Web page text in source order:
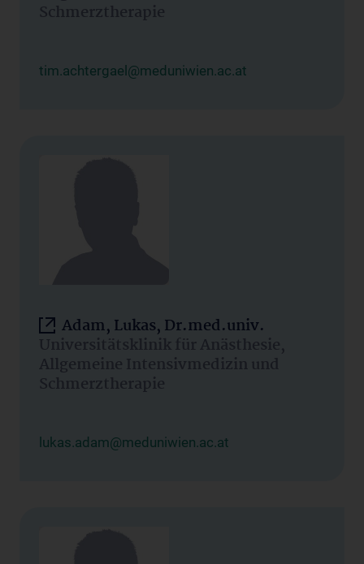
Schmerztherapie
tim.achtergael@meduniwien.ac.at
Adam, Lukas, Dr.med.univ.
Universitätsklinik für Anästhesie,
Allgemeine Intensivmedizin und
Schmerztherapie
lukas.adam@meduniwien.ac.at